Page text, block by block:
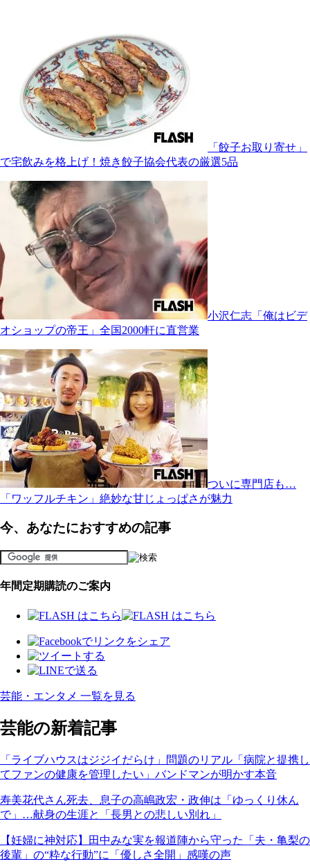
「餃子お取り寄せ」
で宅飲みを格上げ！焼き餃子協会代表の厳選5品
小沢仁志「俺はビデ
オショップの帝王」全国2000軒に直営業
ついに専門店も…
「ワッフルチキン」絶妙な甘じょっぱさが魅力
今、あなたにおすすめの記事
年間定期購読のご案内
芸能・エンタメ 一覧を見る
芸能の新着記事
「ライブハウスはジジイだらけ」問題のリアル「病院と提携し
てファンの健康を管理したい」バンドマンが明かす本音
寿美花代さん死去、息子の高嶋政宏・政伸は「ゆっくり休ん
で」…献身の生涯と「長男との悲しい別れ」
【妊婦に神対応】田中みな実を報道陣から守った「夫・亀梨の
後輩」の“粋な行動”に「優しさ全開」感嘆の声